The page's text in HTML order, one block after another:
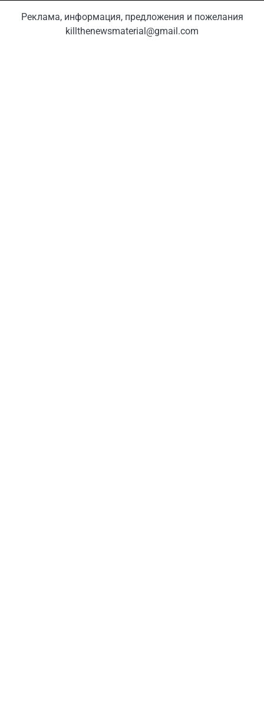
Реклама, информация, предложения и пожелания
killthenewsmaterial@gmail.com